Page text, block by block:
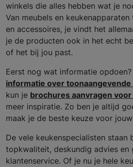
winkels die alles hebben wat je
Van meubels en
en accessoires, je vindt het
je de producten ook in het echt
of het bij jou past.
Eerst nog wat informatie
informatie over
kun je brochures aanvragen
meer inspiratie. Zo ben je altijd
maak je de beste keuze voor
De vele keukenspecialisten staan
topkwaliteit, deskundig advies en
klantenservice. Of je nu je hele